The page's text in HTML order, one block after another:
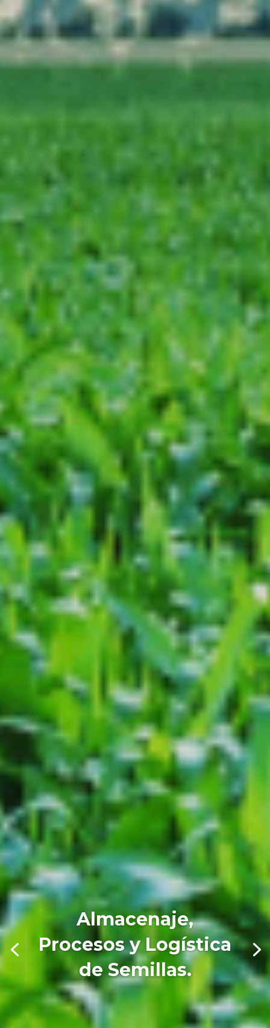
Almacenaje,
Procesos y Logística
de Semillas.